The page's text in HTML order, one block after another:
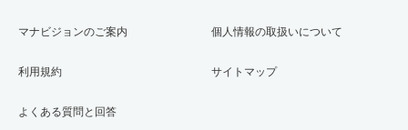
マナビジョンのご案内
利用規約
よくある質問と回答
個人情報の取扱いについて
サイトマップ